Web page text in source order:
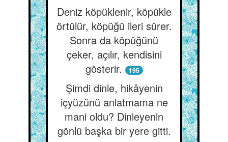
Deniz köpüklenir, köpükle
örtülür, köpüğü ileri sürer.
Sonra da köpüğünü
çeker, açılır, kendisini
gösterir.
195
Şimdi dinle, hikâyenin
içyüzünü anlatmama ne
mani oldu? Dinleyenin
gönlü başka bir yere gitti.